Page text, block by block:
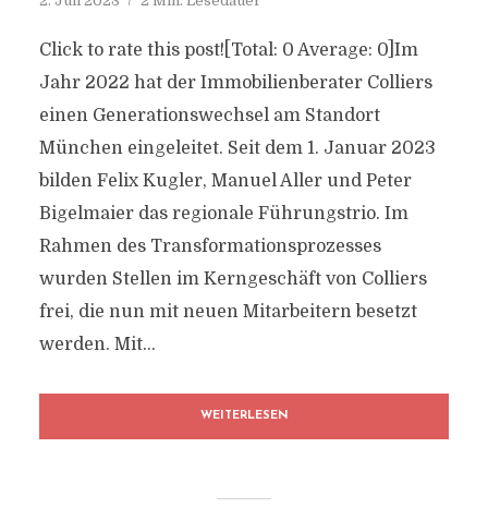
Click to rate this post![Total: 0 Average: 0]Im
Jahr 2022 hat der Immobilienberater Colliers
einen Generationswechsel am Standort
München eingeleitet. Seit dem 1. Januar 2023
bilden Felix Kugler, Manuel Aller und Peter
Bigelmaier das regionale Führungstrio. Im
Rahmen des Transformationsprozesses
wurden Stellen im Kerngeschäft von Colliers
frei, die nun mit neuen Mitarbeitern besetzt
werden. Mit...
WEITERLESEN